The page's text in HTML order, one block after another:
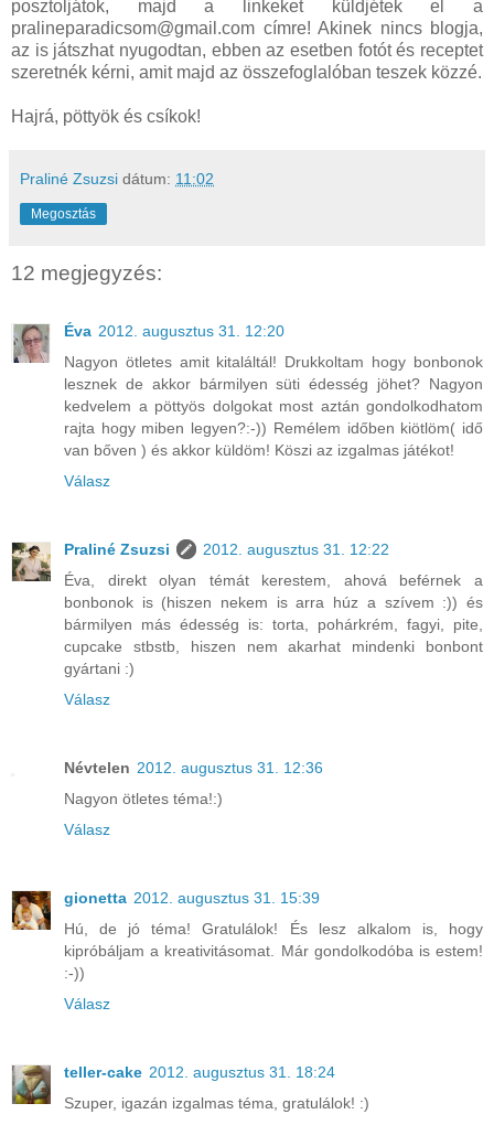
posztoljátok, majd a linkeket küldjétek el a
pralineparadicsom@gmail.com címre! Akinek nincs blogja,
az is játszhat nyugodtan, ebben az esetben fotót és receptet
szeretnék kérni, amit majd az összefoglalóban teszek közzé.
Hajrá, pöttyök és csíkok!
Praliné Zsuzsi dátum: 11:02
Megosztás
12 megjegyzés:
Éva 2012. augusztus 31. 12:20
Nagyon ötletes amit kitaláltál! Drukkoltam hogy bonbonok
lesznek de akkor bármilyen süti édesség jöhet? Nagyon
kedvelem a pöttyös dolgokat most aztán gondolkodhatom
rajta hogy miben legyen?:-)) Remélem időben kiötlöm( idő
van bőven ) és akkor küldöm! Köszi az izgalmas játékot!
Válasz
Praliné Zsuzsi
2012. augusztus 31. 12:22
Éva, direkt olyan témát kerestem, ahová beférnek a
bonbonok is (hiszen nekem is arra húz a szívem :)) és
bármilyen más édesség is: torta, pohárkrém, fagyi, pite,
cupcake stbstb, hiszen nem akarhat mindenki bonbont
gyártani :)
Válasz
Névtelen 2012. augusztus 31. 12:36
Nagyon ötletes téma!:)
Válasz
gionetta 2012. augusztus 31. 15:39
Hú, de jó téma! Gratulálok! És lesz alkalom is, hogy
kipróbáljam a kreativitásomat. Már gondolkodóba is estem!
:-))
Válasz
teller-cake 2012. augusztus 31. 18:24
Szuper, igazán izgalmas téma, gratulálok! :)